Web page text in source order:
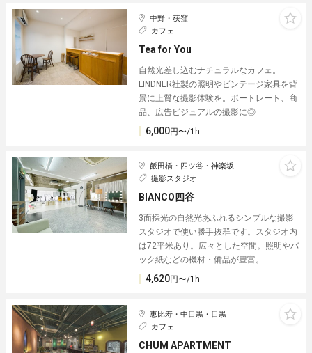
中野・荻窪
カフェ
Tea for You
自然光差し込むナチュラルなカフェ。
LINDNER社製の照明やビンテージ家具を背
景に上質な撮影体験を。ポートレート、商
品、広告ビジュアルの撮影に◎
6,000円〜/1h
飯田橋・四ツ谷・神楽坂
撮影スタジオ
BIANCO四谷
3面採光の自然光あふれるシンプルな撮影
スタジオで使い勝手抜群です。スタジオ内
は72平米あり。広々とした空間。照明やバ
ック紙などの機材・備品が豊富。
4,620円〜/1h
恵比寿・中目黒・目黒
カフェ
CHUM APARTMENT